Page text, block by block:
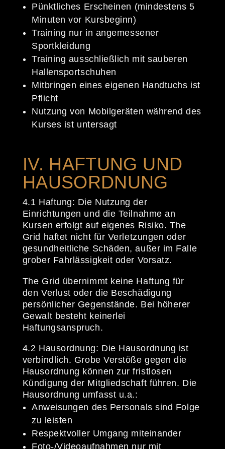
Pünktliches Erscheinen (mindestens 5
Minuten vor Kursbeginn)
Training nur in angemessener
Sportkleidung
Training ausschließlich mit sauberen
Hallensportschuhen
Mitbringen eines eigenen Handtuchs ist
Pflicht
Nutzung von Mobilgeräten während des
Kurses ist untersagt
IV. HAFTUNG UND
HAUSORDNUNG
4.1 Haftung: Die Nutzung der
Einrichtungen und die Teilnahme an
Kursen erfolgt auf eigenes Risiko. The
Grid haftet nicht für Verletzungen oder
gesundheitliche Schäden, außer im Falle
grober Fahrlässigkeit oder Vorsatz.
The Grid übernimmt keine Haftung für
den Verlust oder die Beschädigung
persönlicher Gegenstände. Bei höherer
Gewalt besteht keinerlei
Haftungsanspruch.
4.2 Hausordnung: Die Hausordnung ist
verbindlich. Grobe Verstöße gegen die
Hausordnung können zur fristlosen
Kündigung der Mitgliedschaft führen. Die
Hausordnung umfasst u.a.:
Anweisungen des Personals sind Folge
zu leisten
Respektvoller Umgang miteinander
Foto-/Videoaufnahmen nur mit